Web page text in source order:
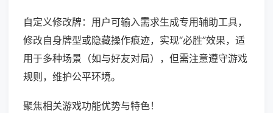
自定义修改牌：用户可输入需求生成专用辅助工具，
修改自身牌型或隐藏操作痕迹，实现“必胜”效果，适
用于多种场景（如与好友对局），但需注意遵守游戏
规则，维护公平环境。
聚焦相关游戏功能优势与特色！